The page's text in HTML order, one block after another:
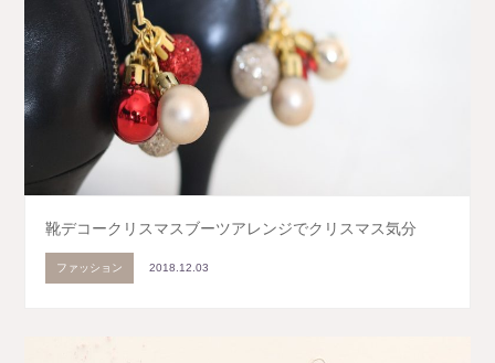
靴デコークリスマスブーツアレンジでクリスマス気分
ファッション 2018.12.03